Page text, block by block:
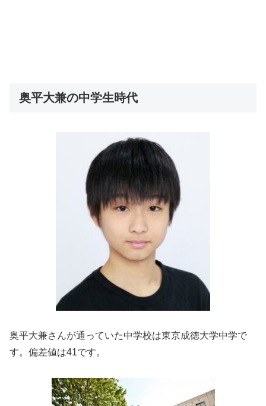
奥平大兼の中学生時代
奥平大兼さんが通っていた中学校は東京成徳大学中学で
す。偏差値は41です。